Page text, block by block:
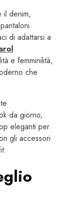
il denim,
di adattarsi a
e femminilità,
che
da giorno,
eleganti per
gli accessori